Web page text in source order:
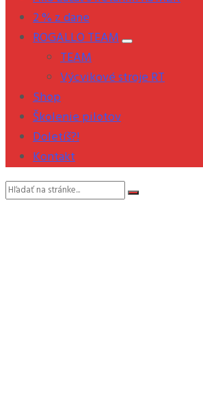
2 % z dane
ROGALLO TEAM
TEAM
Výcvikové stroje RT
Shop
Školenie pilotov
Doletíš?!
Kontakt
Vyhľadávanie: